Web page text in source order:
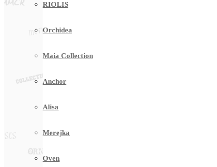
RIOLIS
Orchidea
Maia Collection
Anchor
Alisa
Merejka
Oven